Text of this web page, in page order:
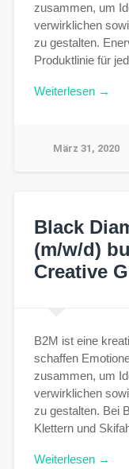
zusammen, um
verwirklichen
zu gestalten.
Produktlinie für
Weiterlesen →
März 31, 2020
Black
(m/w/d)
Creative
B2M ist eine
schaffen
zusammen, um
verwirklichen
zu gestalten. Bei
Klettern und
Weiterlesen →